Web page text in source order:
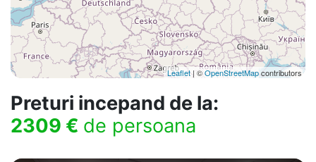
Leaflet | ©OpenStreetMapcontributors
Preturi incepand de la:
2309 € de persoana